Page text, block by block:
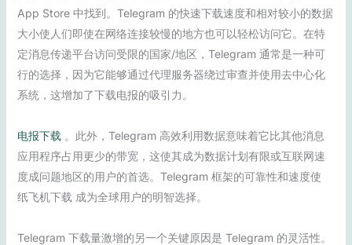
App Store 中找到。Telegram 的快速下载速度和相对较小的数据
大小使人们即使在网络连接较慢的地方也可以轻松访问它。在特
定消息传递平台访问受限的国家/地区，Telegram 通常是一种可
行的选择，因为它能够通过代理服务器绕过审查并使用去中心化
系统，这增加了下载电报的吸引力。
电报下载 。此外，Telegram 高效利用数据意味着它比其他消息
应用程序占用更少的带宽，这使其成为数据计划有限或互联网速
度成问题地区的用户的首选。Telegram 框架的可靠性和速度使
纸飞机下载 成为全球用户的明智选择。
Telegram 下载量激增的另一个关键原因是 Telegram 的灵活性。